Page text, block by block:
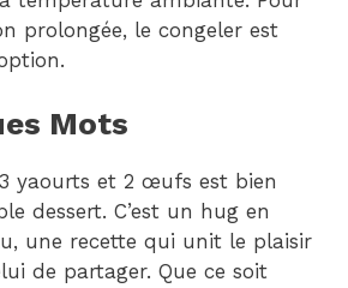
prolongée, le congeler est
Mots
yaourts et 2 œufs est bien
dessert. C’est un hug en
une recette qui unit le plaisir
de partager. Que ce soit